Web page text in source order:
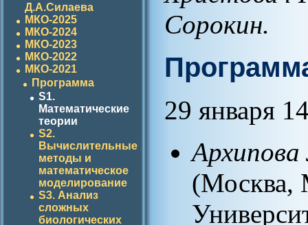
Д.А.Силаева
МКО-2025
МКО-2024
МКО-2023
МКО-2022
МКО-2021
Программа
S1.
Математические
теории
S2.
Вычислительные
методы и
математическое
моделирование
S3. Анализ
сложных
биологических
Сорокин.
29 января
(Москва,